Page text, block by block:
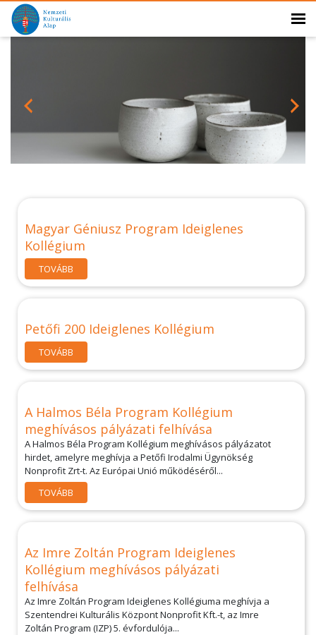
Magyar Géniusz Program Ideiglenes
Kollégium
TOVÁBB
Petőfi 200 Ideiglenes Kollégium
TOVÁBB
A Halmos Béla Program Kollégium
meghívásos pályázati felhívása
A Halmos Béla Program Kollégium meghívásos pályázatot
hirdet, amelyre meghívja a Petőfi Irodalmi Ügynökség
Nonprofit Zrt-t. Az Európai Unió működéséről...
TOVÁBB
Az Imre Zoltán Program Ideiglenes
Kollégium meghívásos pályázati
felhívása
Az Imre Zoltán Program Ideiglenes Kollégiuma meghívja a
Szentendrei Kulturális Központ Nonprofit Kft.-t, az Imre
Zoltán Program (IZP) 5. évfordulója...